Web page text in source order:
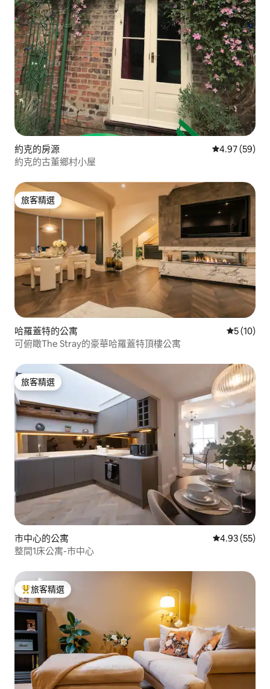
約克的房源 從 59 則評價
4.97 (59)
約克的古董鄉村小屋
旅客精選
旅客精選
哈羅蓋特的公寓 從 10 則
5 (10)
可俯瞰The Stray的豪華哈羅蓋特頂樓公寓
旅客精選
旅客精選
市中心的公寓 從 55 則評價
4.93 (55)
整間1床公寓-市中心
旅客精選榜首
旅客精選